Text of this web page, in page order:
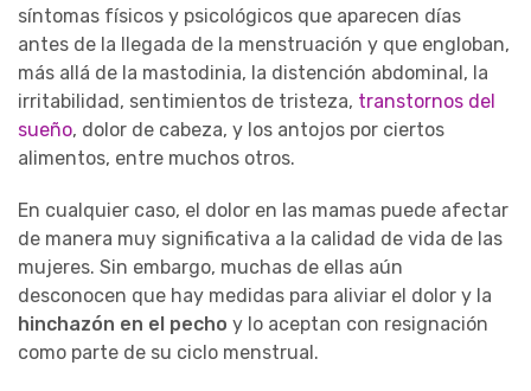
síntomas físicos y psicológicos que aparecen días
antes de la llegada de la menstruación y que engloban,
más allá de la mastodinia, la distención abdominal, la
irritabilidad, sentimientos de tristeza, transtornos del
sueño, dolor de cabeza, y los antojos por ciertos
alimentos, entre muchos otros.
En cualquier caso, el dolor en las mamas puede afectar
de manera muy significativa a la calidad de vida de las
mujeres. Sin embargo, muchas de ellas aún
desconocen que hay medidas para aliviar el dolor y la
hinchazón en el pecho y lo aceptan con resignación
como parte de su ciclo menstrual.